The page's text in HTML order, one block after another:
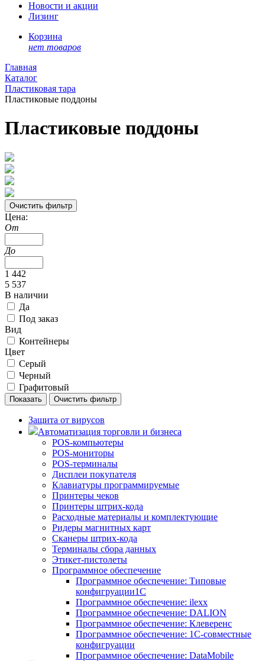
Новости и акции
Лизинг
Корзина
нет товаров
Главная
Каталог
Пластиковая тара
Пластиковые поддоны
Пластиковые поддоны
Цена:
От
До
1 442
5 537
В наличии
Да
Под заказ
Вид
Контейнеры
Цвет
Серый
Черный
Графитовый
Защита от вирусов
Автоматизация торговли и бизнеса
POS-компьютеры
POS-мониторы
POS-терминалы
Дисплеи покупателя
Клавиатуры программируемые
Принтеры чеков
Принтеры штрих-кода
Расходные материалы и комплектующие
Ридеры магнитных карт
Сканеры штрих-кода
Терминалы сбора данных
Этикет-пистолеты
Программное обеспечение
Программное обеспечение: Типовые
конфигруации1С
Программное обеспечение: ilexx
Программное обеспечение: DALION
Программное обеспечение: Клеверенс
Программное обеспечение: 1С-совместные
конфигруации
Программное обеспечение: DataMobile